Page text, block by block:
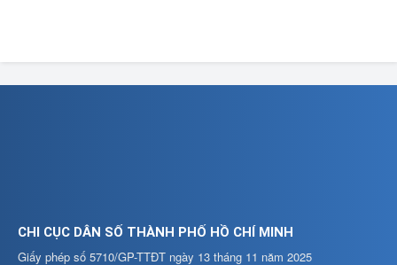
CHI CỤC DÂN SỐ THÀNH PHỐ HỒ CHÍ MINH
Giấy phép số 5710/GP-TTĐT ngày 13 tháng 11 năm 2025